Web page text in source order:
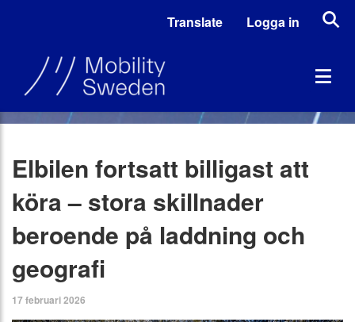
Translate Logga in
Elbilen fortsatt billigast att
köra – stora skillnader
beroende på laddning och
geografi
17 februari 2026